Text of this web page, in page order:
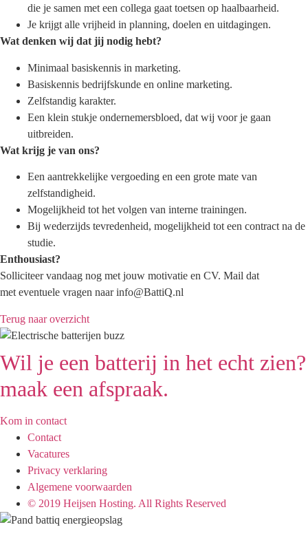
die je samen met een collega gaat toetsen op haalbaarheid.
Je krijgt alle vrijheid in planning, doelen en uitdagingen.
Wat denken wij dat jij nodig hebt?
Minimaal basiskennis in marketing.
Basiskennis bedrijfskunde en online marketing.
Zelfstandig karakter.
Een klein stukje ondernemersbloed, dat wij voor je gaan
uitbreiden.
Wat krijg je van ons?
Een aantrekkelijke vergoeding en een grote mate van
zelfstandigheid.
Mogelijkheid tot het volgen van interne trainingen.
Bij wederzijds tevredenheid, mogelijkheid tot een contract na de
studie.
Enthousiast?
Solliciteer vandaag nog met jouw motivatie en CV. Mail dat
met eventuele vragen naar info@BattiQ.nl
Terug naar overzicht
Wil je een batterij in het echt zien?
maak een afspraak.
Kom in contact
Contact
Vacatures
Privacy verklaring
Algemene voorwaarden
© 2019 Heijsen Hosting. All Rights Reserved